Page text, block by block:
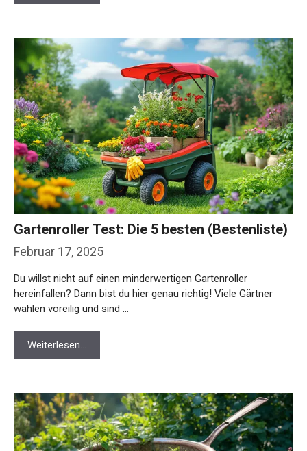
Februar 17, 2025
Gartenroller Test: Die 5 besten (Bestenliste)
Du willst nicht auf einen minderwertigen Gartenroller
hereinfallen? Dann bist du hier genau richtig! Viele Gärtner
wählen voreilig und sind …
Weiterlesen…